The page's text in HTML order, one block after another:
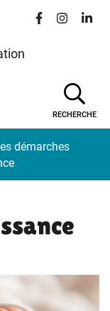
d'accessibilité
Lien vers le
Lien vers
Lien
RECHERCHE
démarches